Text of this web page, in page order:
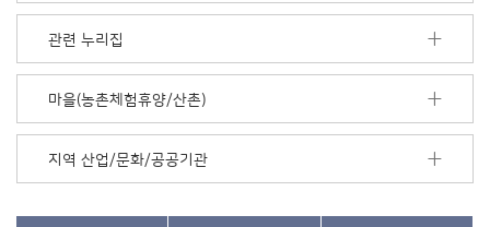
더
기
관련 누리집
마을(농촌체험휴양/산촌)
지역 산업/문화/공공기관